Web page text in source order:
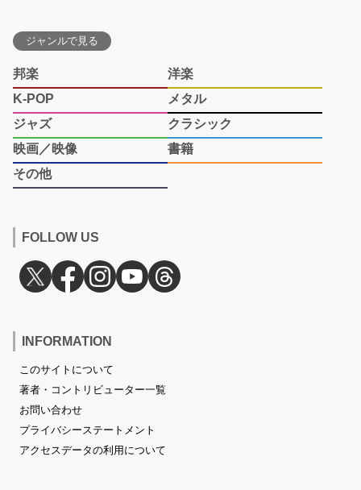
ジャンルで見る
邦楽
洋楽
K-POP
メタル
ジャズ
クラシック
映画／映像
書籍
その他
FOLLOW US
INFORMATION
このサイトについて
著者・コントリビューター一覧
お問い合わせ
プライバシーステートメント
アクセスデータの利用について